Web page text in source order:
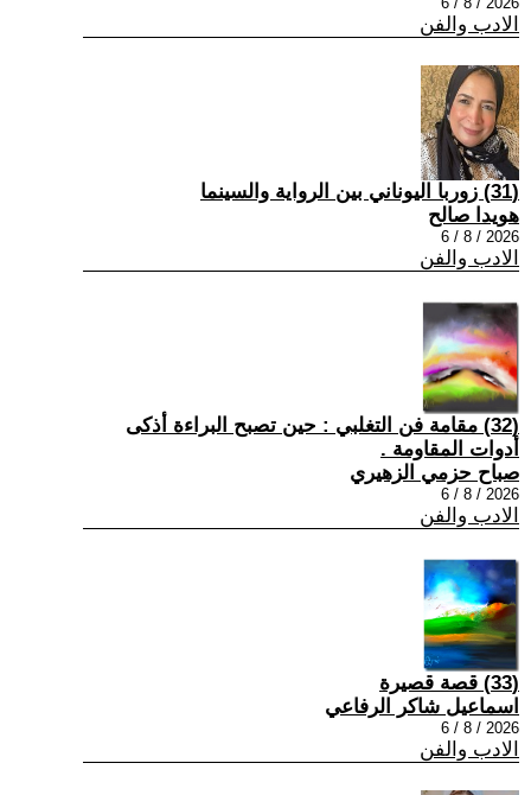
الادب والفن
(31) زوربا اليوناني بين الرواية والسينما
هويدا صالح
2026 / 8 / 6
الادب والفن
(32) مقامة فن التغلبي : حين تصبح البراءة أذكى
أدوات المقاومة .
صباح حزمي الزهيري
2026 / 8 / 6
الادب والفن
(33) قصة قصيرة
اسماعيل شاكر الرفاعي
2026 / 8 / 6
الادب والفن